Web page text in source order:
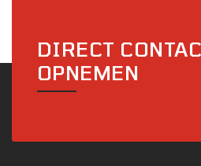
DIRECT
OPNEMEN